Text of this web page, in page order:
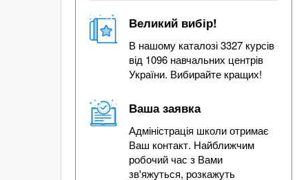
Великий вибір!
В нашому каталозі 3327 курсів
від 1096 навчальних центрів
України. Вибирайте кращих!
Ваша заявка
Адміністрація школи отримає
Ваш контакт. Найближчим
робочий час з Вами
зв'яжуться, розкажуть